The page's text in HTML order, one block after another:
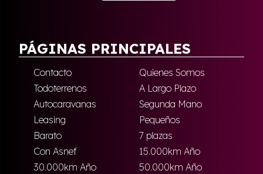
PÁGINAS PRINCIPALES
Contacto
Quienes Somos
Todoterrenos
A Largo Plazo
Autocaravanas
Segunda Mano
Leasing
Pequeños
Barato
7 plazas
Con Asnef
15.000km Año
30.000km Año
50.000km Año